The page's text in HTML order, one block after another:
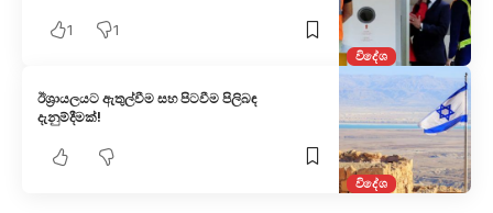
විදේශ
1 1
විදේශ
ඊශ්‍රායලයට ඇතුල්වීම සහ පිටවීම පිලිබඳ
දැනුම්දීමක්!